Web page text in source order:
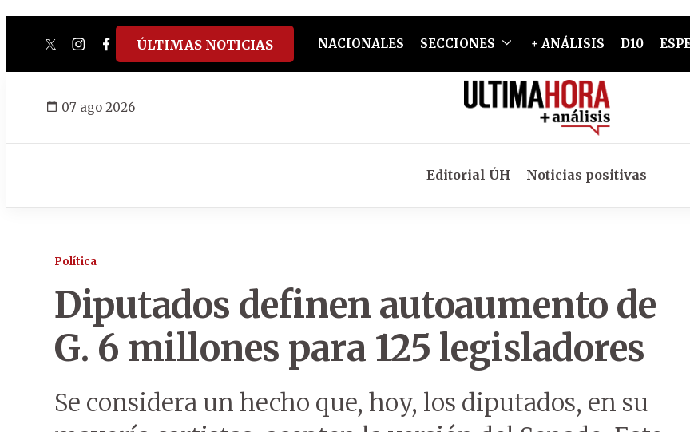
twitterinstagram
facebook
tiktokyoutube
spotify
ÚLTIMAS NOTICIAS NACIONALES SECCIONES + ANÁLISIS D10
07 ago 2026
Editorial ÚH Noticias positivas
Política
Diputados definen autoaumento de
G. 6 millones para 125 legisladores
Se considera un hecho que, hoy, los diputados, en su